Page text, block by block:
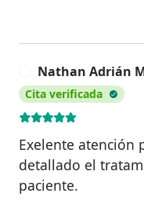
Nathan Adrián
Cita verificada
Exelente atención
detallado el
paciente.